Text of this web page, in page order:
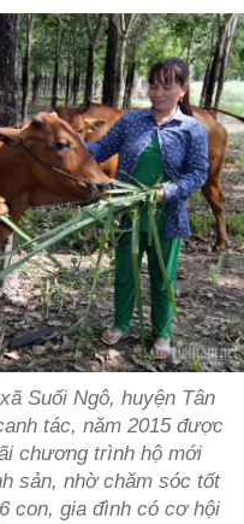
Suối Ngô, huyện Tân
tác, năm 2015 được
chương trình hộ mới
sản, nhờ chăm sóc tốt
con, gia đình có cơ hội